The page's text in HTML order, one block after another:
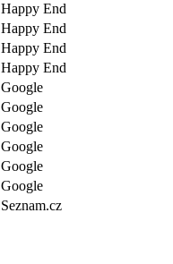
Happy End
Happy End
Happy End
Happy End
Google
Google
Google
Google
Google
Google
Seznam.cz